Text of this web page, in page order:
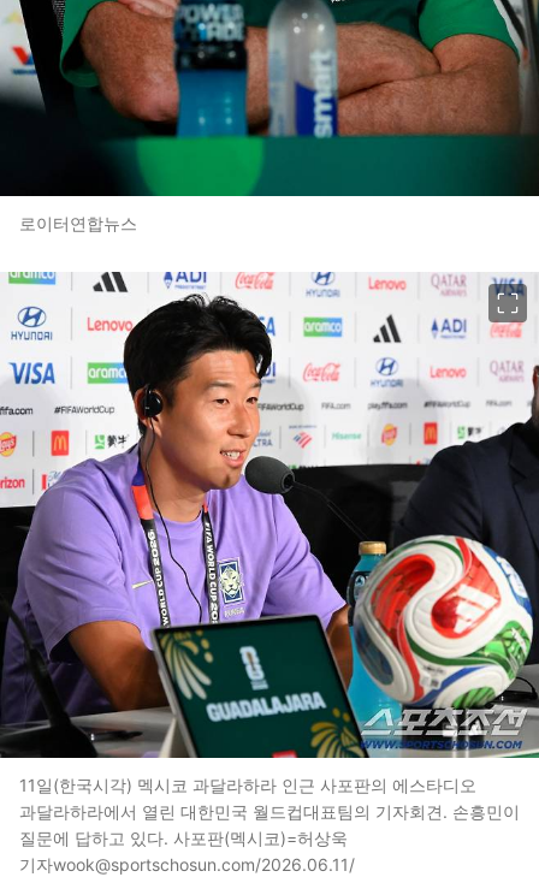
로이터연합뉴스
11일(한국시각) 멕시코 과달라하라 인근 사포판의 에스타디오
과달라하라에서 열린 대한민국 월드컵대표팀의 기자회견. 손흥민이
질문에 답하고 있다. 사포판(멕시코)=허상욱
기자wook@sportschosun.com/2026.06.11/